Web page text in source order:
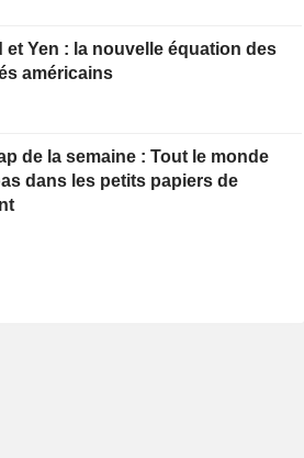
et Yen : la nouvelle équation des
américains
de la semaine : Tout le monde
dans les petits papiers de